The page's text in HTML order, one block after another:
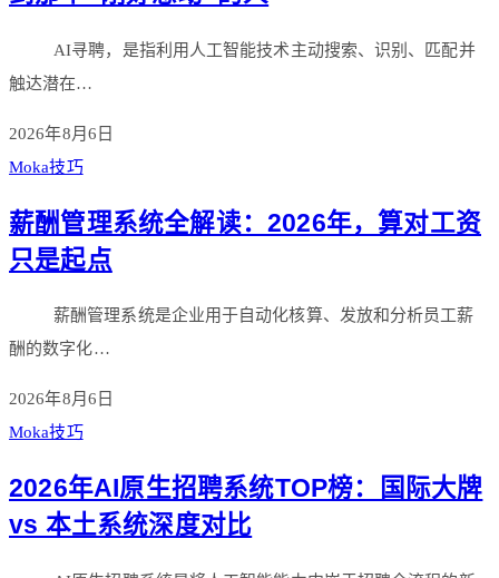
AI寻聘，是指利用人工智能技术主动搜索、识别、匹配并
触达潜在…
2026年8月6日
Moka技巧
薪酬管理系统全解读：2026年，算对工资
只是起点
薪酬管理系统是企业用于自动化核算、发放和分析员工薪
酬的数字化…
2026年8月6日
Moka技巧
2026年AI原生招聘系统TOP榜：国际大牌
vs 本土系统深度对比